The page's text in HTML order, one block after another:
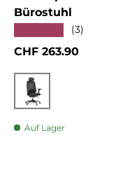
Bürostuhl
(3)
Normaler Preis
CHF 263.90
Schwarz
Auf Lager